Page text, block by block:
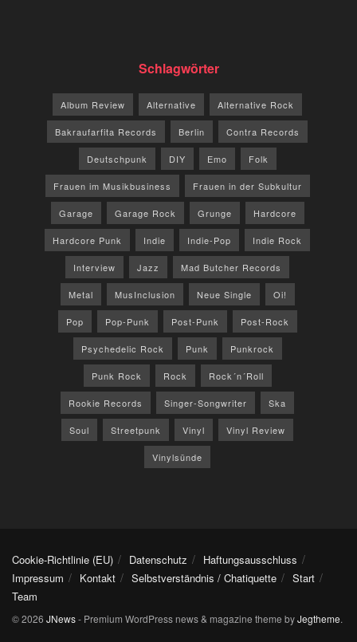
Schlagwörter
Album Review Alternative Alternative Rock
Bakraufarfita Records Berlin Contra Records
Deutschpunk DIY Emo Folk
Frauen im Musikbusiness Frauen in der Subkultur
Garage Garage Rock Grunge Hardcore
Hardcore Punk Indie Indie-Pop Indie Rock
Interview Jazz Mad Butcher Records
Metal MusInclusion Neue Single Oi!
Pop Pop-Punk Post-Punk Post-Rock
Psychedelic Rock Punk Punkrock
Punk Rock Rock Rock´n´Roll
Rookie Records Singer-Songwriter Ska
Soul Streetpunk Vinyl Vinyl Review
Vinylsünde
Cookie-Richtlinie (EU) Datenschutz
Haftungsausschluss
Impressum
Kontakt Selbstverständnis / Chatiquette
Start
Team
© 2026 JNews- Premium WordPress news & magazine theme byJegtheme.